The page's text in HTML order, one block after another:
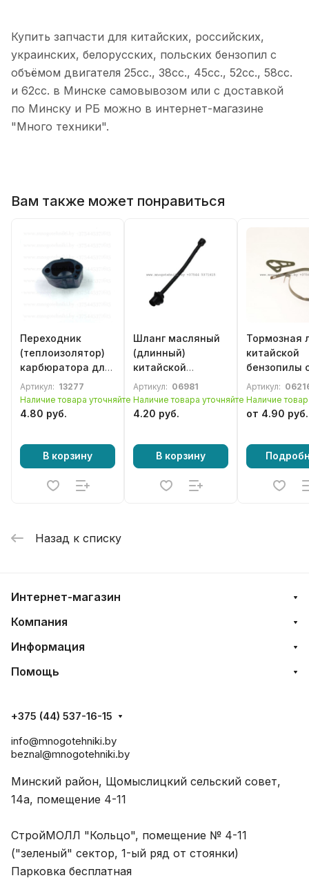
Купить запчасти для китайских, российских,
украинских, белорусских, польских бензопил с
объёмом двигателя 25сс., 38сс., 45сс., 52сс., 58сс.
и 62сс. в Минске самовывозом или с доставкой
по Минску и РБ можно в интернет-магазине
"Много техники".
Вам также может понравиться
Переходник
(теплоизолятор)
карбюратора для
китайской
бензопилы серии
6200
Артикул: 13277
Наличие товара уточняйте
4.80 руб.
В корзину
Шланг масляный
(длинный)
китайской
бензопилы серии
4500 / 5200 / 5800
Артикул: 06981
Наличие товара уточняйте
4.20 руб.
В корзину
Тормозная
китайской
бензопилы
4500 / 5200
Артикул:
Наличие
от 4.90 руб.
Назад к списку
Интернет-магазин
Компания
Информация
Помощь
+375 (44) 537-16-15
info@mnogotehniki.by
beznal@mnogotehniki.by
Минский район, Щомыслицкий сельский совет,
14а, помещение 4-11
СтройМОЛЛ "Кольцо", помещение № 4-11
("зеленый" сектор, 1-ый ряд от стоянки)
Парковка бесплатная